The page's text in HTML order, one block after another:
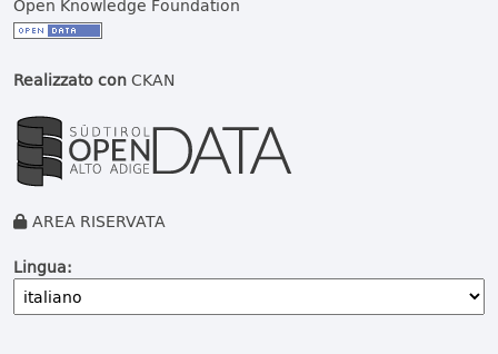
Open Knowledge Foundation
Realizzato conCKAN
AREA RISERVATA
Lingua